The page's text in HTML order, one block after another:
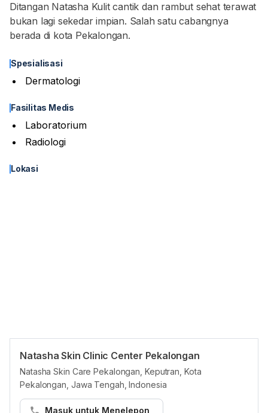
Ditangan Natasha Kulit cantik dan rambut sehat terawat
bukan lagi sekedar impian. Salah satu cabangnya
berada di kota Pekalongan.
Spesialisasi
Dermatologi
Fasilitas Medis
Laboratorium
Radiologi
Lokasi
Natasha Skin Clinic Center Pekalongan
Natasha Skin Care Pekalongan, Keputran, Kota
Pekalongan, Jawa Tengah, Indonesia
Masuk untuk Menelepon
Panduan Pasien
Pasien dapat membuat janji temu di Natasha Skin Clinic Center